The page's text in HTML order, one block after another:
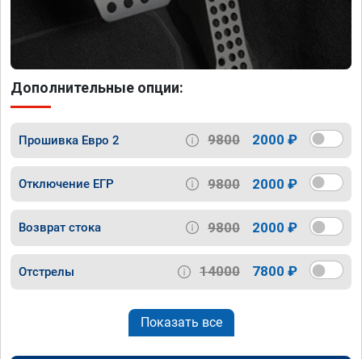
Дополнительные опции:
Прошивка Евро 2 9800 2000 ₽
Отключение ЕГР 9800 2000 ₽
Возврат стока 9800 2000 ₽
Отстрелы 14000 7800 ₽
Показать все